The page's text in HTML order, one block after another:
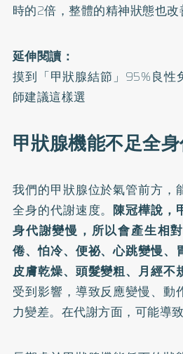
時的2倍，整體的精神狀態也改
延伸閱讀：
摸到「甲狀腺結節」95%良性
師建議這樣選
甲狀腺機能不足全
我們的甲狀腺位於氣管前方，
全身的代謝速度。 陳冠樺說，
身代謝變慢，所以會產生相
倦、怕冷、便祕、心跳變慢、
皮膚乾燥、頭髮變粗、月經不
受到影響，導致反應變慢、動
力變差。在代謝方面，可能導